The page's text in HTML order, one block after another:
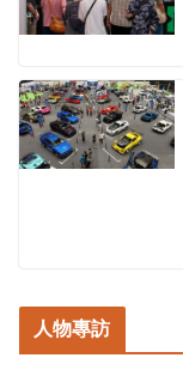
人物專訪